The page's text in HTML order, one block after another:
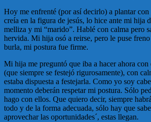
Hoy me enfrenté (por así decirlo) a plantar
creía en la figura de jesús, lo hice ante mi hija
melliza y mi “marido”. Hablé con calma pero
hervida. Mi hija osó a reirse, pero le puse
burla, mi postura fue firme.
Mi hija me preguntó que iba a hacer ahora con
(que siempre se festejó rigurosamente), con
estaba dispuesta a festejarla. Como yo soy
momento deberán respetar mi postura. Sólo
hago con ellos. Que quiero decir, siempre
todo y de la forma adecuada, sólo hay que
aprovechar las oportunidades´, estas llegan.